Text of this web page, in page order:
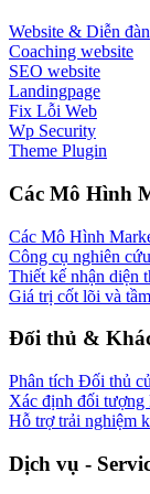
Website & Diễn đàn
Coaching website
SEO website
Landingpage
Fix Lỗi Web
Wp Security
Theme Plugin
Các Mô Hình
Các Mô Hình
Công cụ nghiên
Thiết kế nhận diện
Giá trị cốt lõi và
Đối thủ &
Phân tích Đối thủ
Xác định đối tượng
Hỗ trợ trải nghiệm
Dịch vụ -